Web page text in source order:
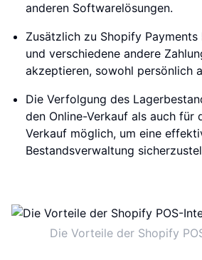
anderen Softwarelösungen.
Zusätzlich zu Shopify Payments
und verschiedene andere
akzeptieren, sowohl persönlich
Die Verfolgung des
den Online-Verkauf als auch für
Verkauf möglich, um eine
Bestandsverwaltung
Die Vorteile der Shopify